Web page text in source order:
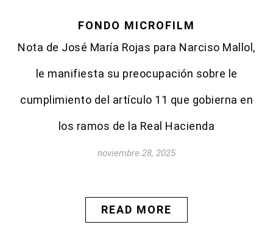
FONDO MICROFILM
Nota de José María Rojas para Narciso Mallol,
le manifiesta su preocupación sobre le
cumplimiento del artículo 11 que gobierna en
los ramos de la Real Hacienda
noviembre 28, 2025
READ MORE